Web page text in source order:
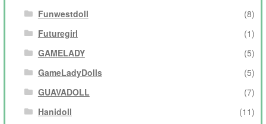
Funwestdoll
(8)
Futuregirl
(1)
GAMELADY
(5)
GameLadyDolls
(5)
GUAVADOLL
(7)
Hanidoll
(11)